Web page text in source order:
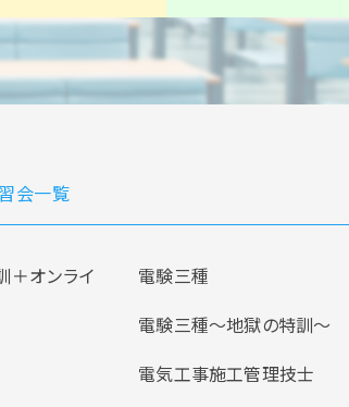
会一覧
オンライ
電験三種
電験三種〜地獄の特訓〜
電気工事施工管理技士